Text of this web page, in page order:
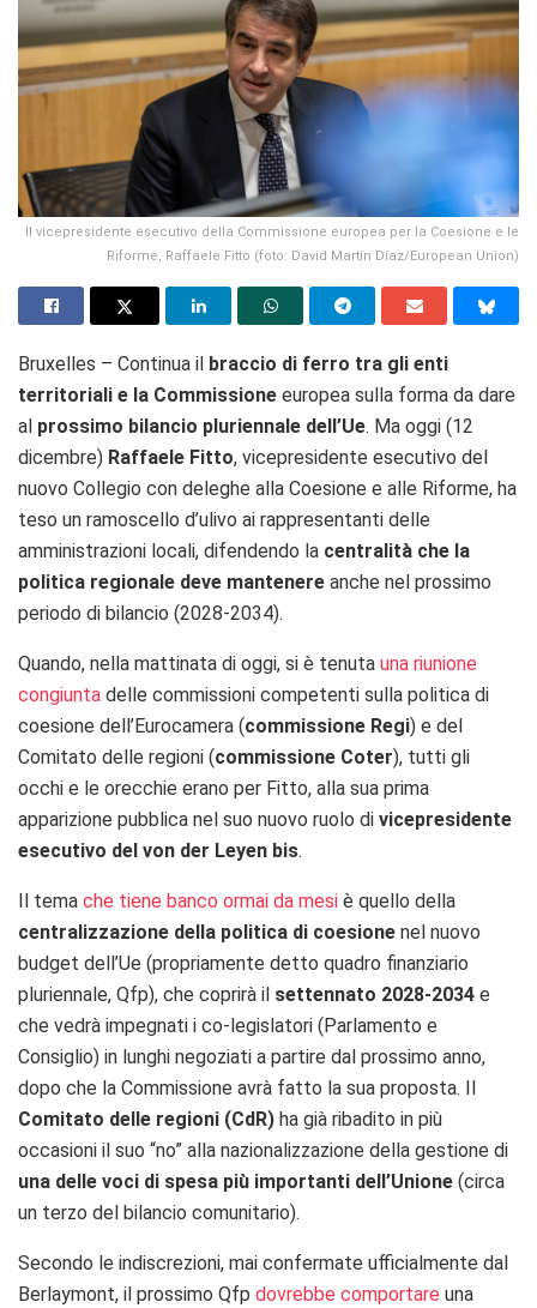
Il vicepresidente esecutivo della Commissione europea per la Coesione e le
Riforme, Raffaele Fitto (foto: David Martín Díaz/European Union)
Bruxelles – Continua il braccio di ferro tra gli enti
territoriali e la Commissione europea sulla forma da dare
al prossimo bilancio pluriennale dell’Ue. Ma oggi (12
dicembre) Raffaele Fitto, vicepresidente esecutivo del
nuovo Collegio con deleghe alla Coesione e alle Riforme, ha
teso un ramoscello d’ulivo ai rappresentanti delle
amministrazioni locali, difendendo la centralità che la
politica regionale deve mantenere anche nel prossimo
periodo di bilancio (2028-2034).
Quando, nella mattinata di oggi, si è tenuta una riunione
congiunta delle commissioni competenti sulla politica di
coesione dell’Eurocamera (commissione Regi) e del
Comitato delle regioni (commissione Coter), tutti gli
occhi e le orecchie erano per Fitto, alla sua prima
apparizione pubblica nel suo nuovo ruolo di vicepresidente
esecutivo del von der Leyen bis.
Il tema che tiene banco ormai da mesi è quello della
centralizzazione della politica di coesione nel nuovo
budget dell’Ue (propriamente detto quadro finanziario
pluriennale, Qfp), che coprirà il settennato 2028-2034 e
che vedrà impegnati i co-legislatori (Parlamento e
Consiglio) in lunghi negoziati a partire dal prossimo anno,
dopo che la Commissione avrà fatto la sua proposta. Il
Comitato delle regioni (CdR) ha già ribadito in più
occasioni il suo “no” alla nazionalizzazione della gestione di
una delle voci di spesa più importanti dell’Unione (circa
un terzo del bilancio comunitario).
Secondo le indiscrezioni, mai confermate ufficialmente dal
Berlaymont, il prossimo Qfp dovrebbe comportare una